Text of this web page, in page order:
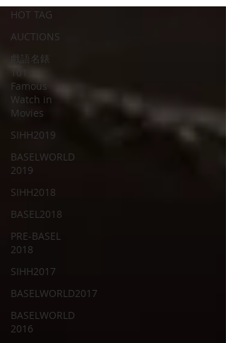
HOT TAG
AUCTIONS
戲語名錶
101
Famous
Watch in
Movies
SIHH2019
BASELWORLD
2019
SIHH2018
BASEL2018
PRE-BASEL
2018
SIHH2017
BASELWORLD2017
BASELWORLD
2016